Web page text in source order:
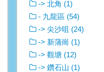
-> 北角 (1)
- 九龍區 (54)
-> 尖沙咀 (24)
-> 新蒲崗 (1)
-> 觀塘 (12)
-> 鑽石山 (1)